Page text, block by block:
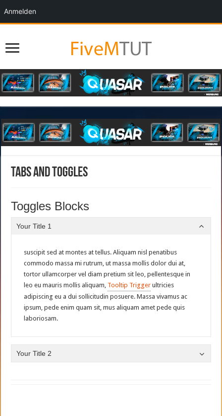
Tabs and Toggles
Toggles Blocks
Your Title 1
suscipit sed at montes at tellus. Aliquam nisl penatibus
commodo massa mi rutrum, ut massa mollis dolor dui at,
tortor ullamcorper vel diam pretium sit leo, pellentesque in
leo eu mauris mollis aliquam, Tooltip Trigger ultricies
adipiscing eu a dui sollicitudin posuere. Massa vivamus ac
ipsum, pede enim quam sit, mus aliquam amet pede quis
laboriosam.
Your Title 2
Anmelden